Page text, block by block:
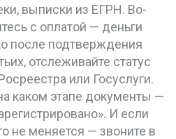
выписки из ЕГРН. Во-
с оплатой — деньги
после подтверждения
отслеживайте статус
или Госуслуги.
каком этапе документы —
И если
не меняется — звоните в